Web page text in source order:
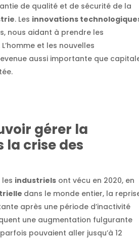
de qualité et de sécurité de la
. Les innovations
nous aidant à prendre les
et les nouvelles
aussi importante que
gérer la
la crise des
industriels ont vécu en 2020, en
dans le monde entier, la
après une période d’inactivité
une augmentation fulgurante
pouvaient aller jusqu’à 12